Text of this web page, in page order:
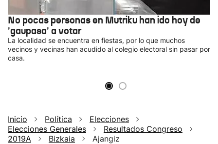
No pocas personas en Mutriku han ido hoy de
'gaupasa' a votar
La localidad se encuentra en fiestas, por lo que muchos
vecinos y vecinas han acudido al colegio electoral sin pasar por
casa.
Inicio Política
Elecciones
Elecciones Generales
Resultados Congreso
2019A
Bizkaia Ajangiz